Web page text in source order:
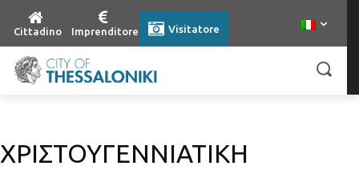
Cittadino Imprenditore Visitatore
ΧΡΙΣΤΟΥΓΕΝΝΙΑΤΙΚΗ